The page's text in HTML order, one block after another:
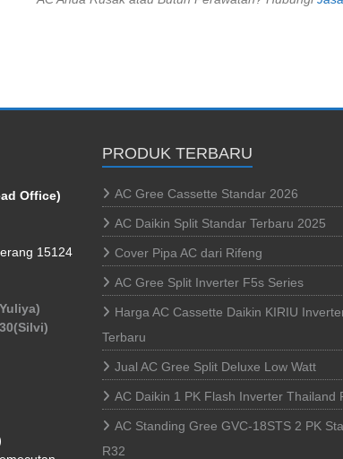
Office)
15124
PRODUK TERBARU
AC Gree Cassette Standar 2026
AC Daikin Split Standar Terbaru 2025
Cover Pipa AC dari Rifeng
AC Gree Split Inverter F5s Series
Harga AC Cassette Daikin KIRIU
Terbaru
Jual AC Gree Split Deluxe Low Watt
AC Daikin 1 PK Flash Inverter Thailand
AC Standing Gree GVC-18STS 2 PK
R32